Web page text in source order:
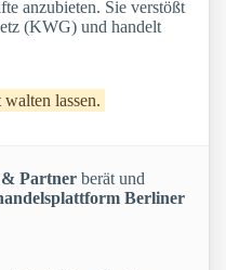
anzubieten. Sie verstößt
(KWG) und handelt
lassen.
& Partner berät und
Berliner